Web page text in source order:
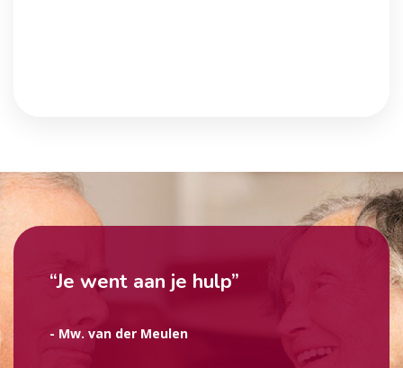
“Je went aan je hulp”
- Mw. van der Meulen